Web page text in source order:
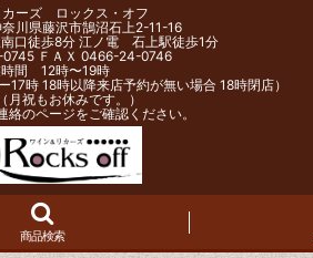
カーズ ロックス・オフ
川県藤沢市鵠沼石上2-11-16
口徒歩8分 江ノ電 石上駅徒歩1分
ＦＡＸ 0466-24-0746
時間 12時〜19時
17時 18時以降来店予約が無い場合 18時閉店）
月祝もお休みです。）
絡のページをご確認ください。
商品検索